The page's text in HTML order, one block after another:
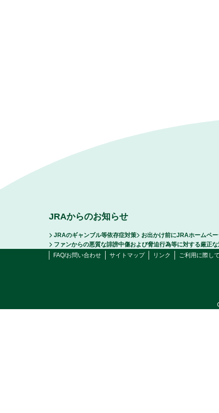
JRAからのお知らせ
JRAのギャンブル等依存症対策
お出かけ前にJRAホームペ
ファンからの悪質な誹謗中傷および脅迫行為等に対する厳正
FAQ/お問い合わせ
サイトマップ リンク ご利用に際し